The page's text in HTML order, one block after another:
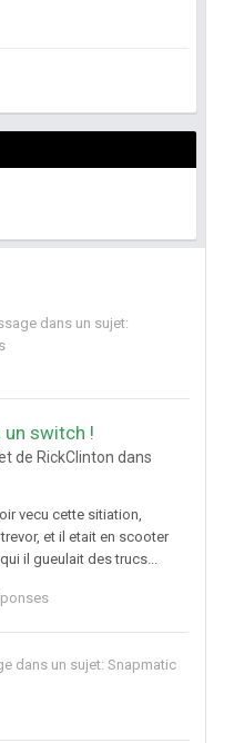
dans un sujet:
un switch !
de RickClinton dans
vecu cette sitiation,
et il etait en scooter
il gueulait des trucs...
dans un sujet: Snapmatic